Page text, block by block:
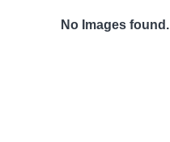
No Images found.